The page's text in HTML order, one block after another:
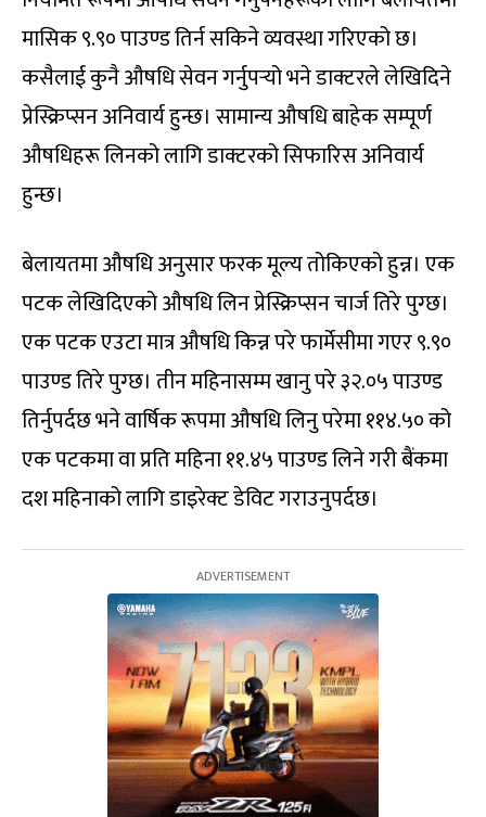
मासिक ९.९० पाउण्ड तिर्न सकिने व्यवस्था गरिएको छ।
कसैलाई कुनै औषधि सेवन गर्नुपर्‍यो भने डाक्टरले लेखिदिने
प्रेस्क्रिप्सन अनिवार्य हुन्छ। सामान्य औषधि बाहेक सम्पूर्ण
औषधिहरू लिनको लागि डाक्टरको सिफारिस अनिवार्य
हुन्छ।
बेलायतमा औषधि अनुसार फरक मूल्य तोकिएको हुन्न। एक
पटक लेखिदिएको औषधि लिन प्रेस्क्रिप्सन चार्ज तिरे पुग्छ।
एक पटक एउटा मात्र औषधि किन्न परे फार्मेसीमा गएर ९.९०
पाउण्ड तिरे पुग्छ। तीन महिनासम्म खानु परे ३२.०५ पाउण्ड
तिर्नुपर्दछ भने वार्षिक रूपमा औषधि लिनु परेमा ११४.५० को
एक पटकमा वा प्रति महिना ११.४५ पाउण्ड लिने गरी बैंकमा
दश महिनाको लागि डाइरेक्ट डेविट गराउनुपर्दछ।